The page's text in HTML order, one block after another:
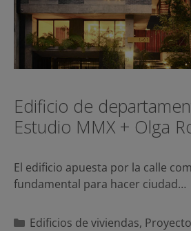
Edificio de
Estudio MMX + Olga
El edificio apuesta por la calle
fundamental para hacer ciudad…
Categorías
Edificios de viviendas, Proyecto